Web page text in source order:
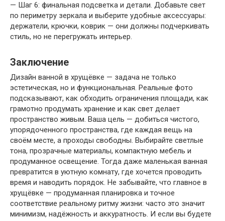
— Шаг 6: финальная подсветка и детали. Добавьте свет
по периметру зеркала и выберите удобные аксессуары:
держатели, крючки, коврик — они должны подчеркивать
стиль, но не перегружать интерьер.
Заключение
Дизайн ванной в хрущёвке — задача не только
эстетическая, но и функциональная. Реальные фото
подсказывают, как обходить ограничения площади, как
грамотно продумать хранение и как свет делает
пространство живым. Ваша цель — добиться чистого,
упорядоченного пространства, где каждая вещь на
своём месте, а проходы свободны. Выбирайте светлые
тона, прозрачные материалы, компактную мебель и
продуманное освещение. Тогда даже маленькая ванная
превратится в уютную комнату, где хочется проводить
время и наводить порядок. Не забывайте, что главное в
хрущёвке — продуманная планировка и точное
соответствие реальному ритму жизни: часто это значит
минимизм, надёжность и аккуратность. И если вы будете